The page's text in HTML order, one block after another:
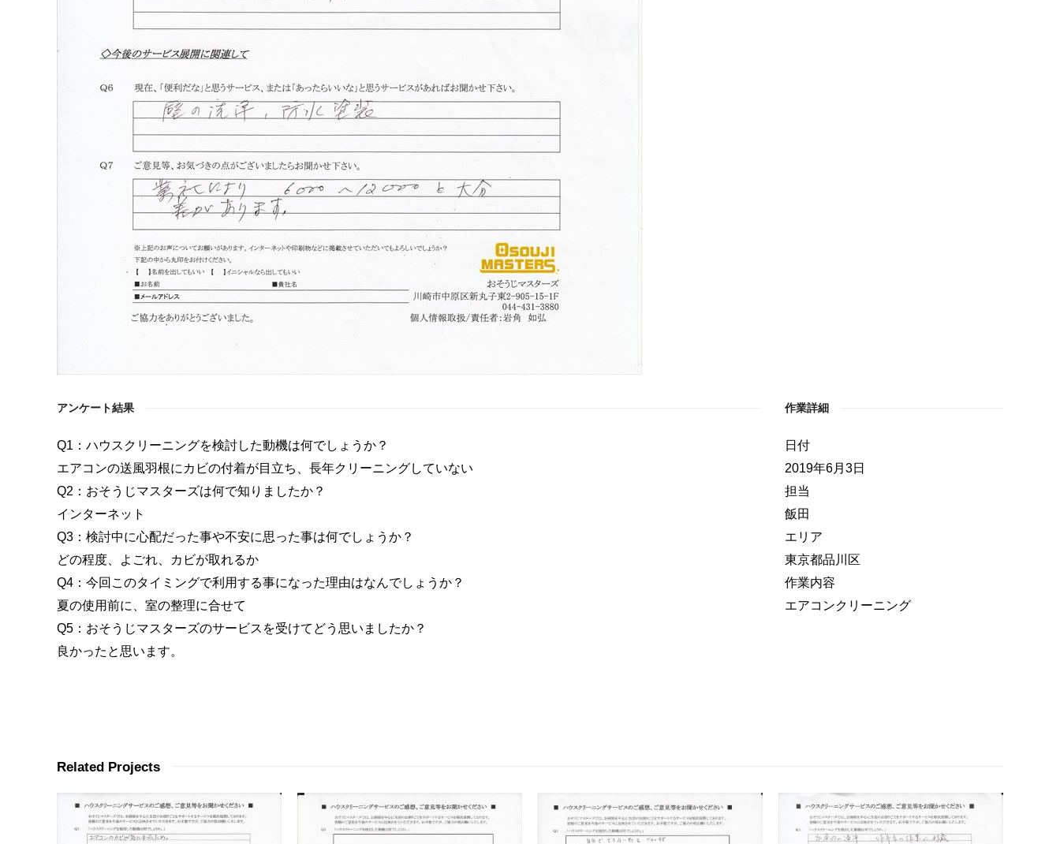
アンケート結果
Q1：ハウスクリーニングを検討した動機は何でしょうか？
エアコンの送風羽根にカビの付着が目立ち、長年クリーニングしていない
Q2：おそうじマスターズは何で知りましたか？
インターネット
Q3：検討中に心配だった事や不安に思った事は何でしょうか？
どの程度、よごれ、カビが取れるか
Q4：今回このタイミングで利用する事になった理由はなんでしょうか？
夏の使用前に、室の整理に合せて
Q5：おそうじマスターズのサービスを受けてどう思いましたか？
良かったと思います。
作業詳細
日付
2019年6月3日
担当
飯田
エリア
東京都品川区
作業内容
エアコンクリーニング
Related Projects